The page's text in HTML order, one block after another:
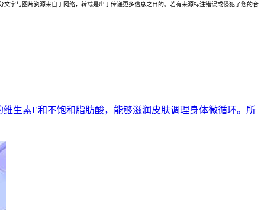
字与图片资源来自于网络，转载是出于传递更多信息之目的。若有来源标注错误或侵犯了您的合
生素E和不饱和脂肪酸，能够滋润皮肤调理身体微循环。所